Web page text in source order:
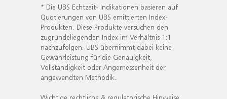
* Die UBS Echtzeit- Indikationen basieren auf
Quotierungen von UBS emittierten Index-
Produkten. Diese Produkte versuchen den
zugrundeliegenden Index im Verhältnis 1:1
nachzufolgen. UBS übernimmt dabei keine
Gewährleistung für die Genauigkeit,
Vollständigkeit oder Angemessenheit der
angewandten Methodik.